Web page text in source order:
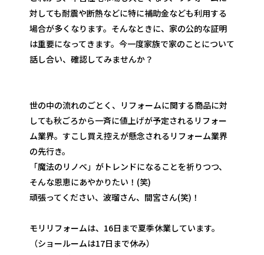
対しても耐震や断熱などに特に補助金なども利用する
場合が多くなります。そんなときに、家の公的な証明
は重要になってきます。今一度家族で家のことについて
話し合い、確認してみませんか？
世の中の流れのごとく、リフォームに関する商品に対
しても秋ごろから一斉に値上げが予定されるリフォー
ム業界。すこし買え控えが懸念されるリフォーム業界
の先行き。
「魔法のリノベ」がトレンドになることを祈りつつ、
そんな恩恵にあやかりたい！(笑)
頑張ってください、波瑠さん、間宮さん(笑)！
モリリフォームは、16日まで夏季休業しています。
（ショールームは17日まで休み）